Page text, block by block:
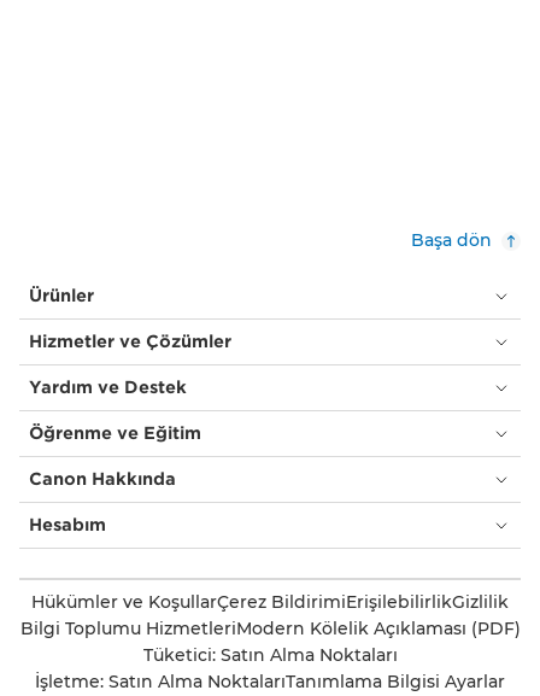
Başa dön
Ürünler
Hizmetler ve Çözümler
Yardım ve Destek
Öğrenme ve Eğitim
Canon Hakkında
Hesabım
Hükümler ve KoşullarÇerez BildirimiErişilebilirlikGizlilik
Bilgi Toplumu HizmetleriModern Kölelik Açıklaması (PDF)
Tüketici: Satın Alma Noktaları
İşletme: Satın Alma NoktalarıTanımlama Bilgisi Ayarlar